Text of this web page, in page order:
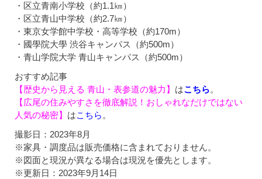
・区立青南小学校（約1.1㎞）
・区立青山中学校（約2.7㎞）
・東京女学館中学校・高等学校（約170m）
・國學院大學 渋谷キャンパス（約500m）
・青山学院大学 青山キャンパス（約500m）
おすすめ記事
【歴史から見える 青山・表参道の魅力】 はこちら。
【広尾の住みやすさを徹底解説！おしゃれなだけではない
人気の秘密】 はこちら。
撮影日：2023年8月
※家具・調度品は販売価格に含まれておりません。
※図面と現況が異なる場合は現況を優先とします。
※更新日：2023年9月14日